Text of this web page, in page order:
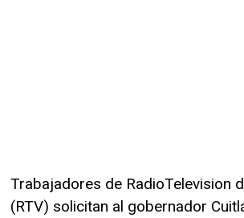
Trabajadores de RadioTelevision
(RTV) solicitan al gobernador